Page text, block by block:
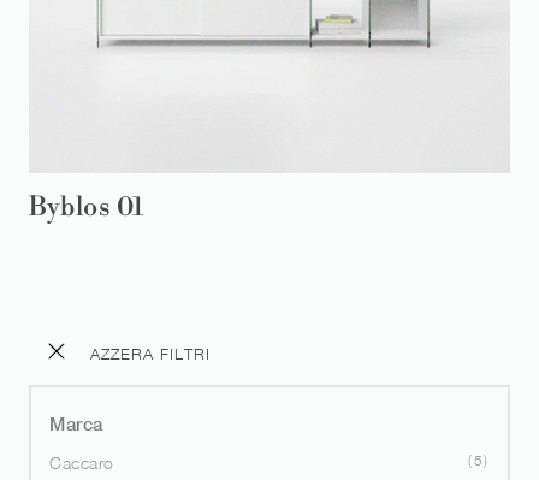
AZZERA FILTRI
Marca
Caccaro
5
Byblos 01